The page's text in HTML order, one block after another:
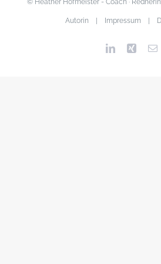
© Heather Hofmeister - Coach · Rednerin
Autorin | Impressum|
LinkedInXing